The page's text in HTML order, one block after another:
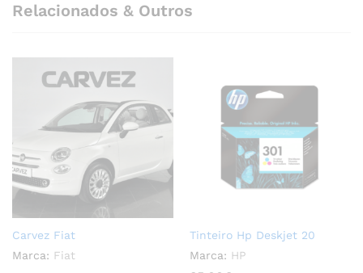
Relacionados & Outros
Carvez Fiat
Marca: Fiat
Tinteiro Hp Deskjet 20
Marca: HP